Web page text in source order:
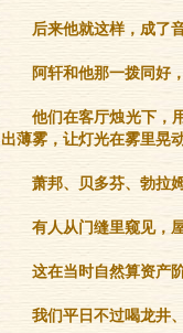
后来他就这样，成了
阿轩和他那一拨同好
他们在客厅烛光下，
出薄雾，让灯光在雾里晃动
萧邦、贝多芬、勃拉
有人从门缝里窥见，
这在当时自然算资产
我们平日不过喝龙井